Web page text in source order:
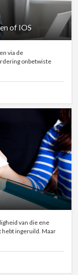
of IOS
via de
onbetwiste
van die ene
hebt ingeruild. Maar